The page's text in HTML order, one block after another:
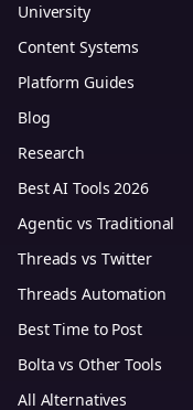
University
Content Systems
Platform Guides
Blog
Research
Best AI Tools 2026
Agentic vs Traditional
Threads vs Twitter
Threads Automation
Best Time to Post
Bolta vs Other Tools
All Alternatives